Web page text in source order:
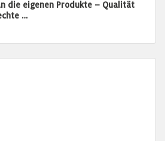
die eigenen Produkte – Qualität
…